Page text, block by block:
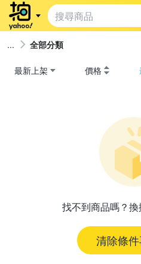
全部分類
最新上架 價格
找不到商品嗎？換
清除條